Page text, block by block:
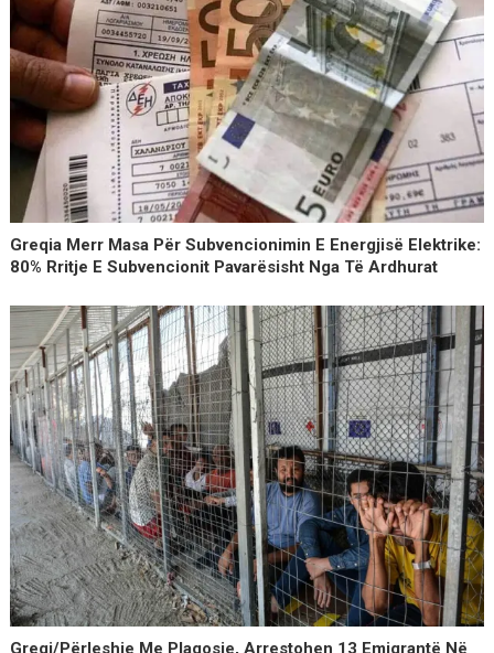
Greqia Merr Masa Për Subvencionimin E Energjisë Elektrike:
80% Rritje E Subvencionit Pavarësisht Nga Të Ardhurat
Greqi/Përleshje Me Plagosje, Arrestohen 13 Emigrantë Në